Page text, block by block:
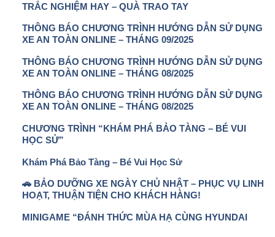
TRẮC NGHIỆM HAY – QUÀ TRAO TAY
THÔNG BÁO CHƯƠNG TRÌNH HƯỚNG DẪN SỬ DỤNG
XE AN TOÀN ONLINE – THÁNG 09/2025
THÔNG BÁO CHƯƠNG TRÌNH HƯỚNG DẪN SỬ DỤNG
XE AN TOÀN ONLINE – THÁNG 08/2025
THÔNG BÁO CHƯƠNG TRÌNH HƯỚNG DẪN SỬ DỤNG
XE AN TOÀN ONLINE – THÁNG 08/2025
CHƯƠNG TRÌNH “KHÁM PHÁ BẢO TÀNG – BÉ VUI
HỌC SỬ”
Khám Phá Bảo Tàng – Bé Vui Học Sử
🚗 BẢO DƯỠNG XE NGÀY CHỦ NHẬT – PHỤC VỤ LINH
HOẠT, THUẬN TIỆN CHO KHÁCH HÀNG!
MINIGAME “ĐÁNH THỨC MÙA HẠ CÙNG HYUNDAI